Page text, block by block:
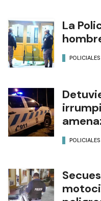
La
POLICIALES
POLICIALES